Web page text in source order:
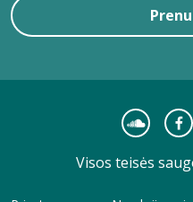
Visos teisės